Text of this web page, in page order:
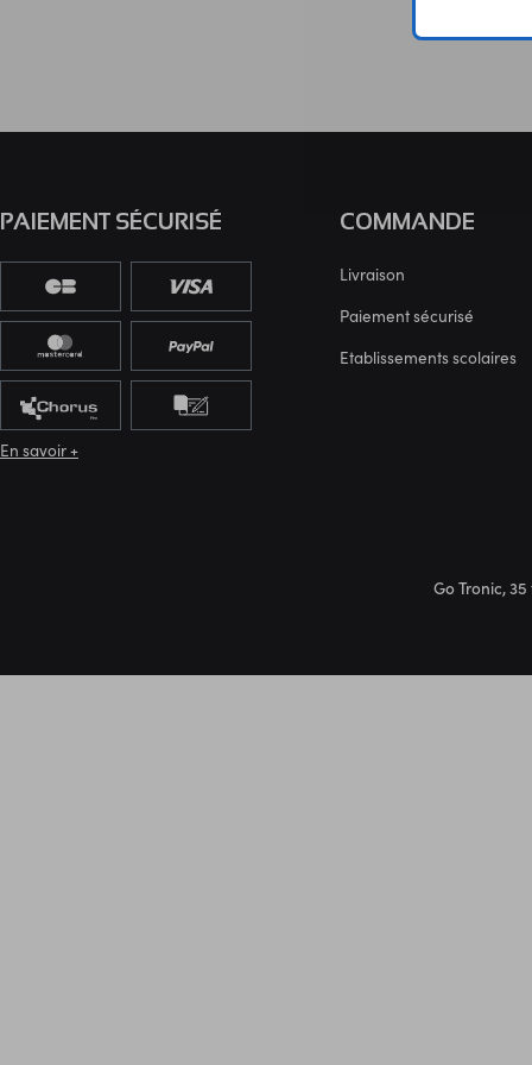
COMMANDE
Livraison
Paiement sécurisé
Etablissements scolaires
PAIEMENT SÉCURISÉ
En savoir +
Go Tronic,